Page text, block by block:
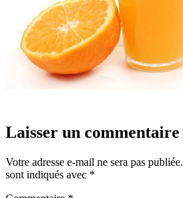
Laisser un commentaire
Votre adresse e-mail ne sera pas publiée.
sont indiqués avec *